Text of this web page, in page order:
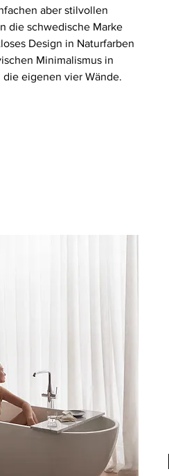
aber stilvollen
die schwedische Marke
Design in Naturfarben
Minimalismus in
eigenen vier Wände.